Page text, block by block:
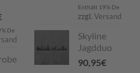
De
Enthält 19% De
zzgl. Versand
Skyline
Jagdduo
90,95€